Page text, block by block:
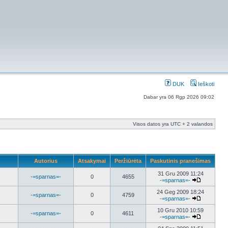
DUK Ieškoti
Dabar yra 06 Rgp 2026 09:02
Visos datos yra UTC + 2 valandos
Autorius Atsakymai Peržiūrėta Paskutinis pranešimas
-=sparnas=- 0 4655
31 Gru 2009 11:24
-=sparnas=-
-=sparnas=- 0 4759
24 Geg 2009 18:24
-=sparnas=-
-=sparnas=- 0 4611
10 Gru 2010 10:59
-=sparnas=-